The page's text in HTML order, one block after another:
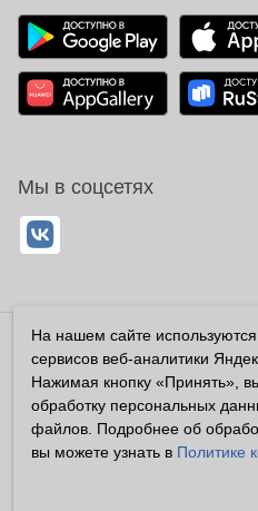
Мы в соцсетях
Владелец сайта ООО
Все права защищены ©2026
Информация, размещенная на
справочный характер, и не
посетителями сайта как
На нашем сайте
сервисов веб-аналитики
Нажимая кнопку «Принять»,
обработку персональных
файлов. Подробнее об
вы можете узнать в Политике